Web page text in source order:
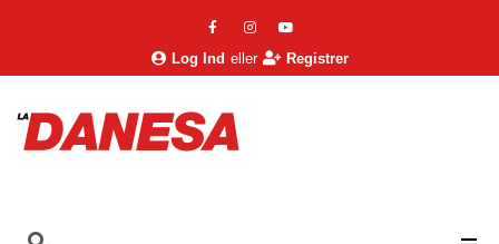
Log Ind eller Registrer